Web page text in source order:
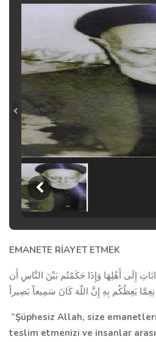
EMANETE RİAYET ETMEK
إِلَى أَهْلِهَا وَإِذَا حَكَمْتُم بَيْنَ النَّاسِ أَن
يَعِظُكُم بِهِ إِنَّ اللّهَ كَانَ سَمِيعاً بَصِيراً
"Şüphesiz Allah, size
teslim etmenizi ve insanlar